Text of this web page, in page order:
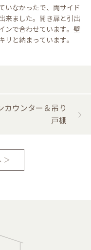
いなかったで、両サイド
来ました。開き扉と引出
ンで合わせています。壁
リと納まっています。
ウンター＆吊り
戸棚
＞